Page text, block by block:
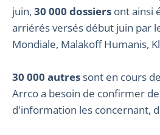
juin, 30 000 dossiers ont ainsi
arriérés versés début juin par
Mondiale, Malakoff Humanis,
30 000 autres sont en cours
Arrco a besoin de confirmer
d'information les concernant,